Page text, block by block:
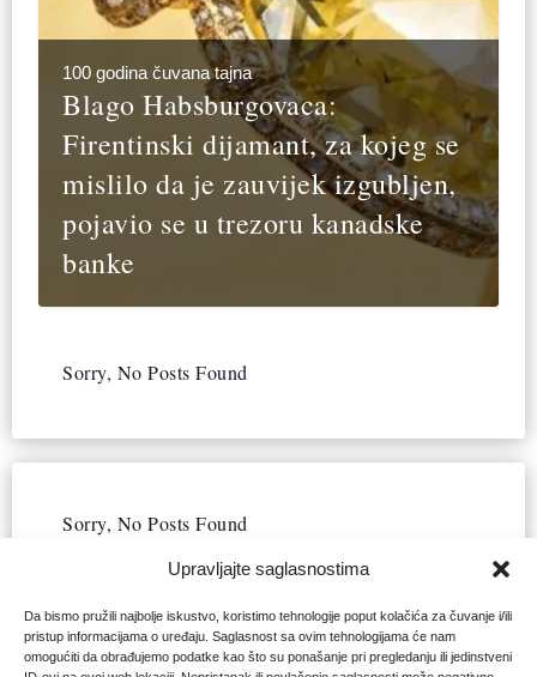
Upravljajte saglasnostima
Da bismo pružili najbolje iskustvo, koristimo tehnologije poput kolačića za čuvanje i/ili
pristup informacijama o uređaju. Saglasnost sa ovim tehnologijama će nam
omogućiti da obrađujemo podatke kao što su ponašanje pri pregledanju ili jedinstveni
100 godina čuvana tajna
Blago Habsburgovaca:
Firentinski dijamant, za kojeg se
mislilo da je zauvijek izgubljen,
pojavio se u trezoru kanadske
banke
Sorry, No Posts Found
Sorry, No Posts Found